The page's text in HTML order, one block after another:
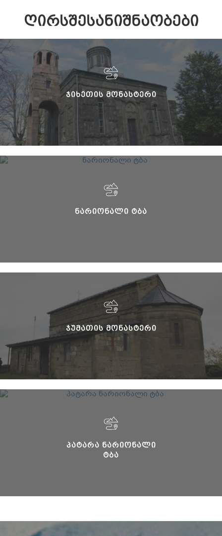
ᲦᲘᲠᲡᲨᲔᲡᲐᲜᲘᲨᲜᲐᲝᲑᲔᲑᲘ
ᲯᲘᲮᲔᲗᲘᲡ ᲛᲝᲜᲐᲡᲢᲔᲠᲘ
ᲜᲐᲠᲘᲝᲜᲐᲚᲘ ᲢᲑᲐ
ᲯᲣᲛᲐᲗᲘᲡ ᲛᲝᲜᲐᲡᲢᲔᲠᲘ
ᲞᲐᲢᲐᲠᲐ ᲜᲐᲠᲘᲝᲜᲐᲚᲘ
ᲢᲑᲐ